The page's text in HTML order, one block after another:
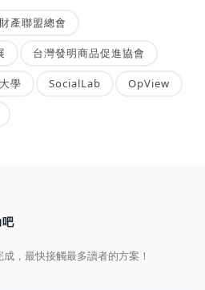
產聯盟總會
台灣發明商品促進協會
學 SocialLab OpView
，最快接觸最多讀者的方案！